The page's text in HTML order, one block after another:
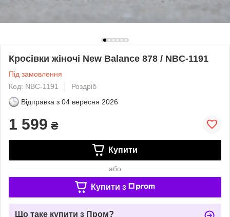
Кросівки жіночі New Balance 878 / NBC-1191
Під замовлення
Код: NBC-1191
Роздріб
Відправка з 04 вересня 2026
1 599 ₴
Купити
або
Купити з
Що таке купити з Пром?